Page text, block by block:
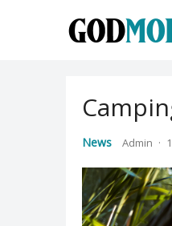
News Admin ·